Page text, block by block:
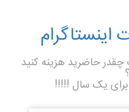
اینستاگرام
کارت چقدر حاضرید هزینه کنید